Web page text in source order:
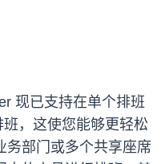
现已支持在单个排班
，这使您能够更轻松
务部门或多个共享座席